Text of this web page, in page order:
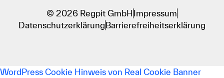
© 2026 Regpit GmbHImpressum
DatenschutzerklärungBarrierefreiheitserklärung
WordPress Cookie Hinweis von Real Cookie Banner